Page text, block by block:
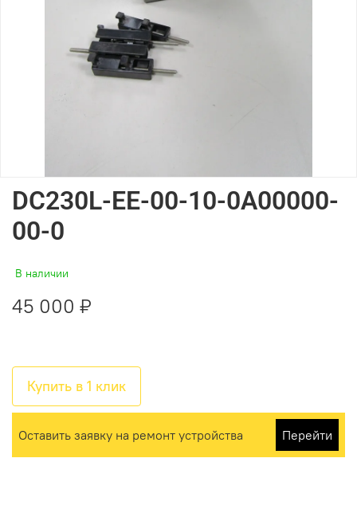
DC230L-EE-00-10-0A00000-
00-0
В наличии
45 000 ₽
Купить в 1 клик
Оставить заявку на ремонт устройства Перейти